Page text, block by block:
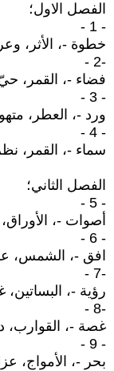
الفصل الاول؛
- 1 -
خطوة -، الأثر،
-2 -
فضاء -، القمر،
- 3 -
ورد -، العطر،
- 4 -
سماء -، القمر،
الفصل الثاني؛
- 5 -
أصوات -،
- 6 -
افق -، الشمس،
-7 -
رؤية -،
-8 -
غصة -، القوارب،
- 9 -
بحر -، الأمواج،